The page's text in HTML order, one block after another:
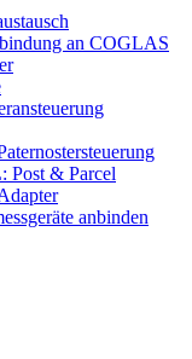
an COGLAS
Post & Parcel
anbinden